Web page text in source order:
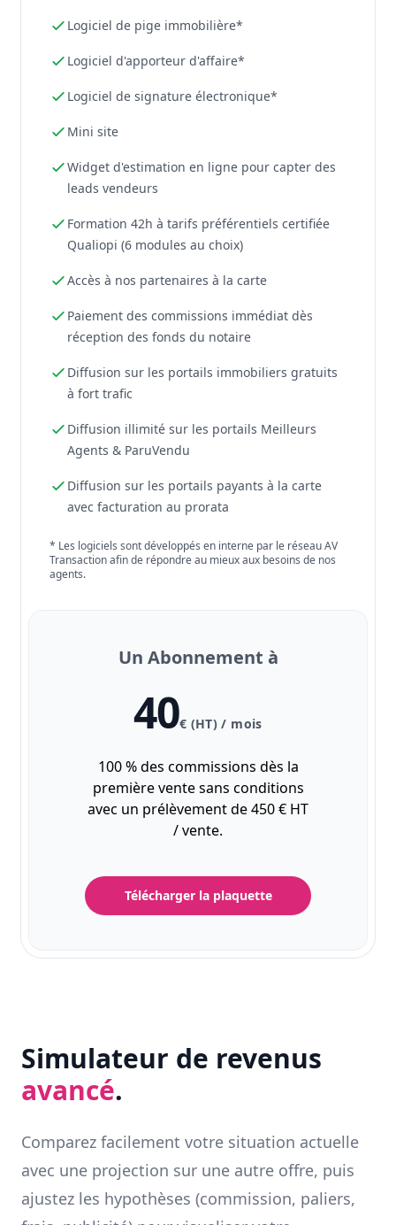
Logiciel de pige immobilière*
Logiciel d'apporteur d'affaire*
Logiciel de signature électronique*
Mini site
Widget d'estimation en ligne pour capter des
leads vendeurs
Formation 42h à tarifs préférentiels certifiée
Qualiopi (6 modules au choix)
Accès à nos partenaires à la carte
Paiement des commissions immédiat dès
réception des fonds du notaire
Diffusion sur les portails immobiliers gratuits
à fort trafic
Diffusion illimité sur les portails Meilleurs
Agents & ParuVendu
Diffusion sur les portails payants à la carte
avec facturation au prorata
* Les logiciels sont développés en interne par le réseau AV
Transaction afin de répondre au mieux aux besoins de nos
agents.
Un Abonnement à
40€ (HT) / mois
100 % des commissions dès la
première vente sans conditions
avec un prélèvement de 450 € HT
/ vente.
Télécharger la plaquette
Simulateur de revenus
avancé.
Comparez facilement votre situation actuelle
avec une projection sur une autre offre, puis
ajustez les hypothèses (commission, paliers,